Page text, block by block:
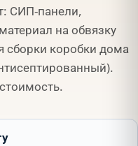
СИП-панели,
на обвязку
сборки коробки дома